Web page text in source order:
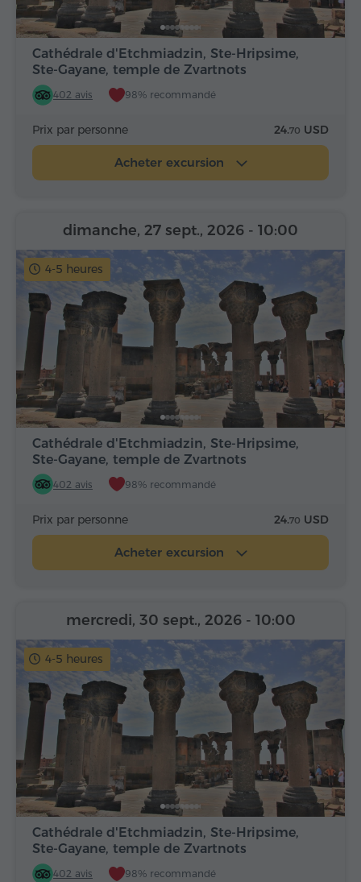
Cathédrale d'Etchmiadzin, Ste-Hripsime,
Ste-Gayane, temple de Zvartnots
402 avis 98% recommandé
Prix par personne 24.70 USD
Acheter excursion
4-5 heures
Cathédrale d'Etchmiadzin, Ste-Hripsime,
Ste-Gayane, temple de Zvartnots
402 avis 98% recommandé
dimanche, 27 sept., 2026 - 10:00
Prix par personne 24.70 USD
Acheter excursion
4-5 heures
Cathédrale d'Etchmiadzin, Ste-Hripsime,
Ste-Gayane, temple de Zvartnots
402 avis 98% recommandé
mercredi, 30 sept., 2026 - 10:00